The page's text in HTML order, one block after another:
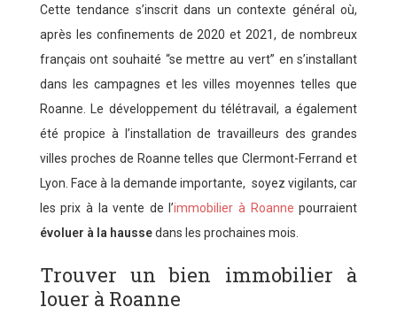
Cette tendance s’inscrit dans un contexte général où,
après les confinements de 2020 et 2021, de nombreux
français ont souhaité “se mettre au vert” en s’installant
dans les campagnes et les villes moyennes telles que
Roanne. Le développement du télétravail, a également
été propice à l’installation de travailleurs des grandes
villes proches de Roanne telles que Clermont-Ferrand et
Lyon. Face à la demande importante, soyez vigilants, car
les prix à la vente de l’immobilier à Roanne pourraient
évoluer à la haussedans les prochaines mois.
Trouver un bien immobilier à
louer à Roanne